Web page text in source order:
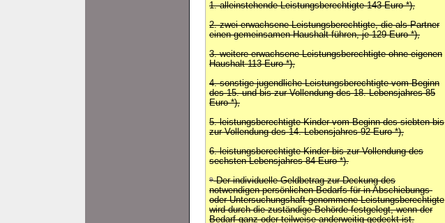
1. alleinstehende Leistungsberechtigte 143 Euro *),
2. zwei erwachsene Leistungsberechtigte, die als Partner
einen gemeinsamen Haushalt führen, je 129 Euro *),
3. weitere erwachsene Leistungsberechtigte ohne eigenen
Haushalt 113 Euro *),
4. sonstige jugendliche Leistungsberechtigte vom Beginn
des 15. und bis zur Vollendung des 18. Lebensjahres 85
Euro *),
5. leistungsberechtigte Kinder vom Beginn des siebten bis
zur Vollendung des 14. Lebensjahres 92 Euro *),
6. leistungsberechtigte Kinder bis zur Vollendung des
sechsten Lebensjahres 84 Euro *).
9Der individuelle Geldbetrag zur Deckung des
notwendigen persönlichen Bedarfs für in Abschiebungs-
oder Untersuchungshaft genommene Leistungsberechtigte
wird durch die zuständige Behörde festgelegt, wenn der
Bedarf ganz oder teilweise anderweitig gedeckt ist.